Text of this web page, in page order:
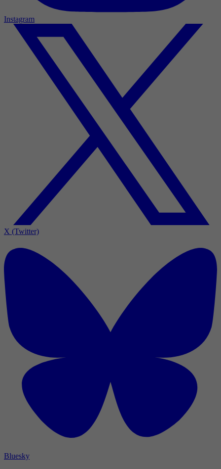
Instagram
X (Twitter)
Bluesky